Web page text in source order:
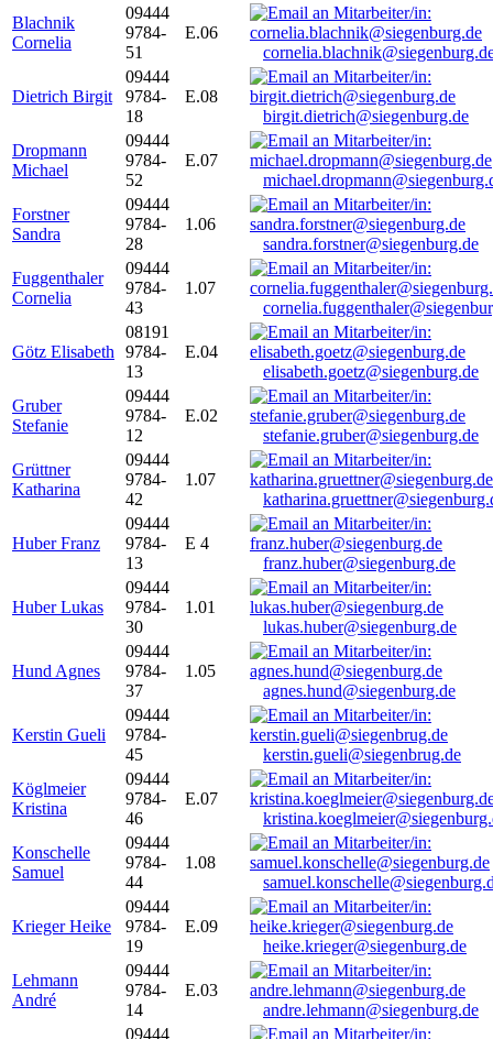
Blachnik
Cornelia
09444
9784-
51
E.06
Dietrich Birgit
09444
9784-
18
E.08
birgit.dietrich@siegenburg.de
Dropmann
Michael
09444
9784-
52
E.07
Forstner
Sandra
09444
9784-
28
1.06
sandra.forstner@siegenburg.de
Fuggenthaler
Cornelia
09444
9784-
43
1.07
Götz Elisabeth
08191
9784-
13
E.04
elisabeth.goetz@siegenburg.de
Gruber
Stefanie
09444
9784-
12
E.02
stefanie.gruber@siegenburg.de
Grüttner
Katharina
09444
9784-
42
1.07
Huber Franz
09444
9784-
13
E 4
franz.huber@siegenburg.de
Huber Lukas
09444
9784-
30
1.01
lukas.huber@siegenburg.de
Hund Agnes
09444
9784-
37
1.05
agnes.hund@siegenburg.de
Kerstin Gueli
09444
9784-
45
kerstin.gueli@siegenbrug.de
Köglmeier
Kristina
09444
9784-
46
E.07
Konschelle
Samuel
09444
9784-
44
1.08
Krieger Heike
09444
9784-
19
E.09
heike.krieger@siegenburg.de
Lehmann
André
09444
9784-
14
E.03
andre.lehmann@siegenburg.de
09444